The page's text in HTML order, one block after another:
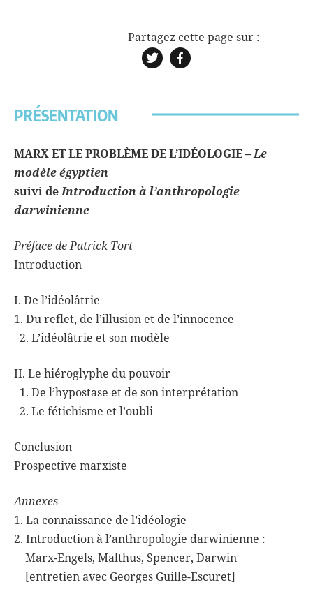
PRÉSENTATION
MARX ET LE PROBLÈMEDE L’IDÉOLOGIE –Le
modèle égyptien
suivi deIntroduction à l’anthropologie
darwinienne
Préface de Patrick Tort
Introduction
I. De l’idéolâtrie
1. Du reflet, de l’illusion et de l’innocence
2. L’idéolâtrie et son modèle
II. Le hiéroglyphe du pouvoir
1. De l’hypostase et de son interprétation
2. Le fétichisme et l’oubli
Conclusion
Prospective marxiste
Annexes
1. La connaissance de l’idéologie
2. Introduction à l’anthropologie darwinienne :
Marx-Engels, Malthus, Spencer, Darwin
[entretien avec Georges Guille-Escuret]